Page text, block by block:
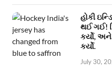
હોકી
થઈ ગઈ!
કર્યો, અને
કર્યો.
July 30,